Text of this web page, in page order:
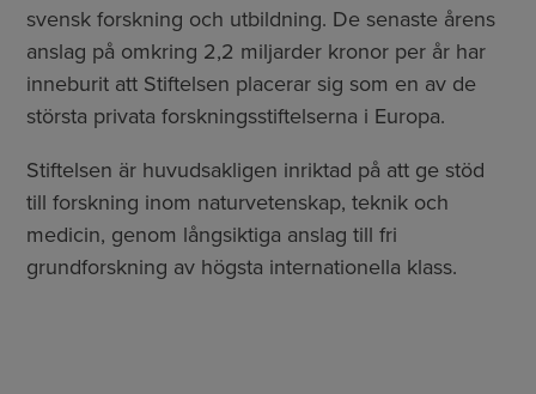
svensk forskning och utbildning. De senaste årens
anslag på omkring 2,2 miljarder kronor per år har
inneburit att Stiftelsen placerar sig som en av de
största privata forskningsstiftelserna i Europa.
Stiftelsen är huvudsakligen inriktad på att ge stöd
till forskning inom naturvetenskap, teknik och
medicin, genom långsiktiga anslag till fri
grundforskning av högsta internationella klass.